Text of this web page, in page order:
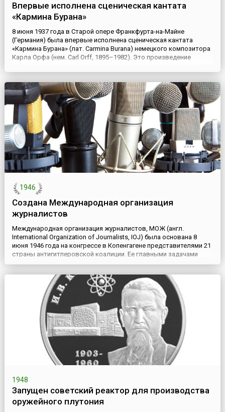
Впервые исполнена сценическая кантата
«Кармина Бурана»
8 июня 1937 года в Старой опере Франкфурта-на-Майне
(Германия) была впервые исполнена сценическая кантата
«Кармина Бурана» (лат. Carmina Burana) немецкого композитора
Карла Орфа (нем. Carl Orff, 1895–1982). Это произведение
латинонемецких студенческих стихов 18 века, найденных в
одном из бенедиктинских монастырей Баварии.«Кармина Бу...
1946
Cоздана Международная организация
журналистов
Международная организация журналистов, МОЖ (англ.
International Organization of Journalists, IOJ) была основана 8
июня 1946 года на конгрессе в Копенгагене представителями 21
страны антигитлеровской коалиции. Ее главными задачами
стали сохранение мира, укрепление международной дружбы и
информирования общественности, борьба против пропаганд...
1948
Запущен советский реактор для производства
оружейного плутония